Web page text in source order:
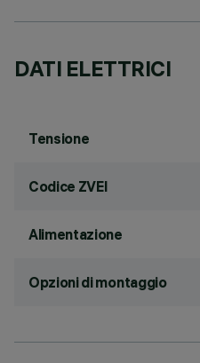
DATI ELETTRICI
Tensione
Codice ZVEI
Alimentazione
Opzioni di montaggio